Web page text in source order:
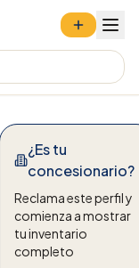
¿Es tu
concesionario?
Reclama este perfil y
comienza a mostrar
tu inventario
completo